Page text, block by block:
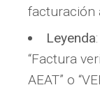
facturación
Leyenda
“Factura
AEAT” o